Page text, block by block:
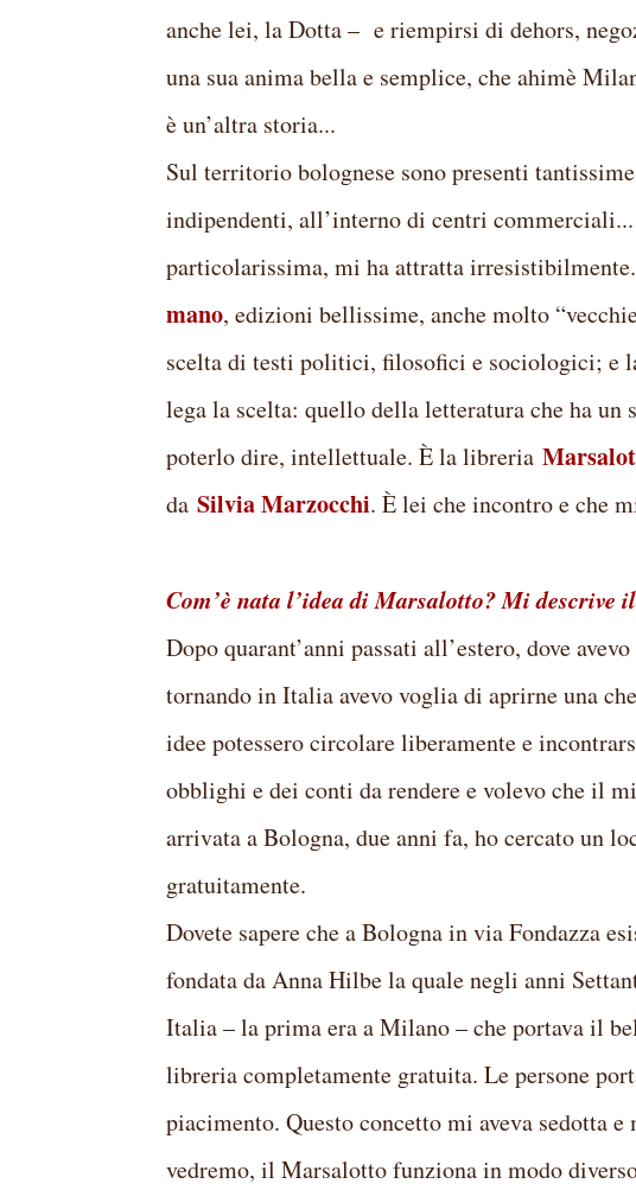
anche lei, la Dotta – e riempirsi di dehors,
una sua anima bella e semplice, che ahimè
è un’altra storia...
Sul territorio bolognese sono presenti
indipendenti, all’interno di centri commerciali...
particolarissima, mi ha attratta
mano, edizioni bellissime, anche molto
scelta di testi politici, filosofici e sociologici; e
lega la scelta: quello della letteratura che ha un
poterlo dire, intellettuale. È la libreria
da Silvia Marzocchi. È lei che incontro e che
Com’è nata l’idea di Marsalotto? Mi descrive
Dopo quarant’anni passati all’estero, dove
tornando in Italia avevo voglia di aprirne una
idee potessero circolare liberamente e
obblighi e dei conti da rendere e volevo che il
arrivata a Bologna, due anni fa, ho cercato un
gratuitamente.
Dovete sapere che a Bologna in via Fondazza
fondata da Anna Hilbe la quale negli anni
Italia – la prima era a Milano – che portava il
libreria completamente gratuita. Le persone
piacimento. Questo concetto mi aveva sedotta
vedremo, il Marsalotto funziona in modo